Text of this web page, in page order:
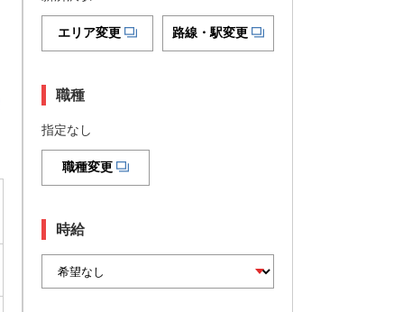
エリア変更 路線・駅変更
職種
指定なし
職種変更
時給